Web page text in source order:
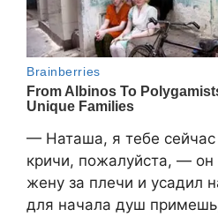
— Наташа, я тебе
кричи, пожалуйста, —
жену за плечи и усадил
для начала душ